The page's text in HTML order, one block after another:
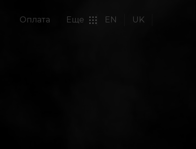
Оплата Еще EN UK